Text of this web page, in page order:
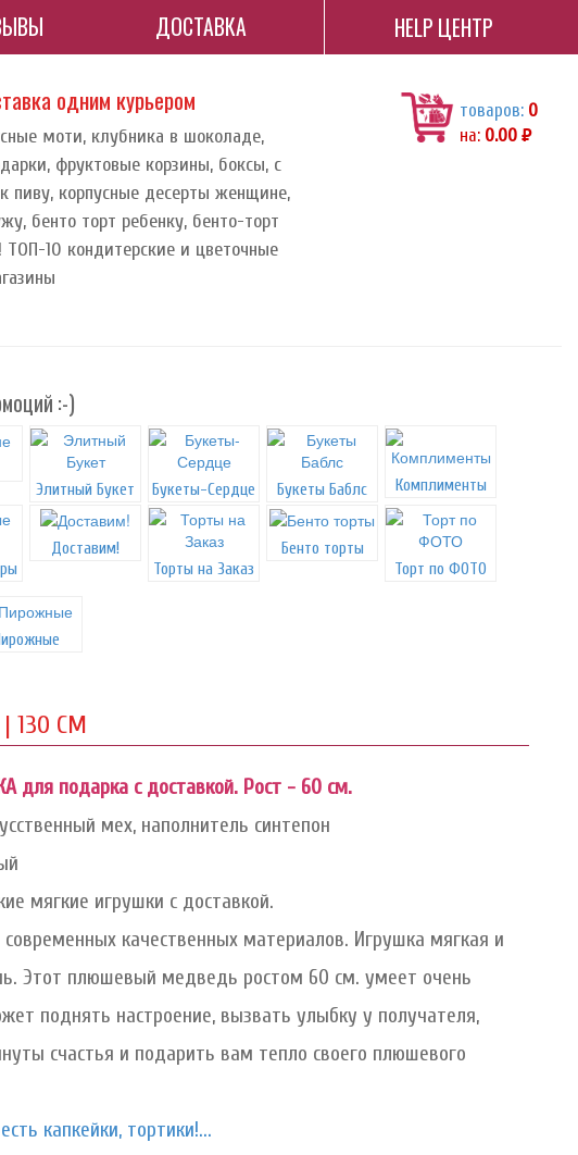
ДОСТАВКА HELP ЦЕНТР
одним курьером
моти, клубника в шоколаде,
фруктовые корзины, боксы, с
пиву, корпусные десерты женщине,
бенто торт ребенку, бенто-торт
10 кондитерские и цветочные
товаров: 0
на: 0.00 руб.
:-)
Элитный Букет
Букеты-Сердце Букеты Баблс Комплименты
Доставим!
Торты на Заказ
Бенто торты
Торт по ФОТО
130 СМ
для подарка с доставкой. Рост - 60 см.
мех, наполнитель синтепон
мягкие игрушки с доставкой.
качественных материалов. Игрушка мягкая и
Этот плюшевый медведь ростом 60 см. умеет очень
поднять настроение, вызвать улыбку у получателя,
счастья и подарить вам тепло своего плюшевого
есть капкейки, тортики!...